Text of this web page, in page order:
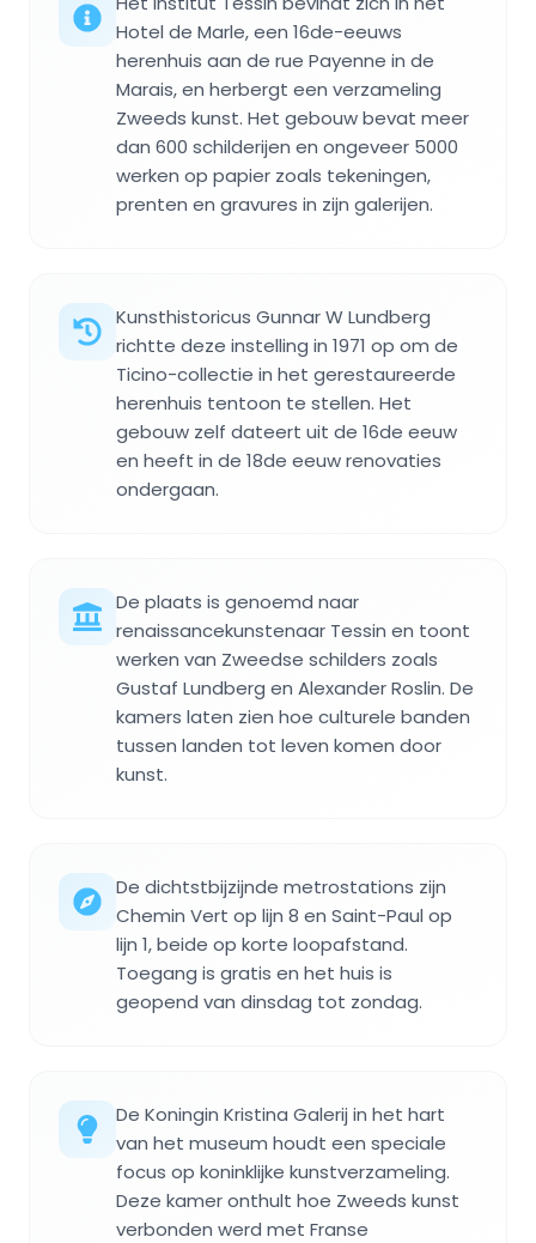
Hotel de Marle, een 16de-eeuws
herenhuis aan de rue Payenne in de
Marais, en herbergt een verzameling
Zweeds kunst. Het gebouw bevat meer
dan 600 schilderijen en ongeveer 5000
werken op papier zoals tekeningen,
prenten en gravures in zijn galerijen.
Kunsthistoricus Gunnar W Lundberg
richtte deze instelling in 1971 op om de
Ticino-collectie in het gerestaureerde
herenhuis tentoon te stellen. Het
gebouw zelf dateert uit de 16de eeuw
en heeft in de 18de eeuw renovaties
ondergaan.
De plaats is genoemd naar
renaissancekunstenaar Tessin en toont
werken van Zweedse schilders zoals
Gustaf Lundberg en Alexander Roslin. De
kamers laten zien hoe culturele banden
tussen landen tot leven komen door
kunst.
De dichtstbijzijnde metrostations zijn
Chemin Vert op lijn 8 en Saint-Paul op
lijn 1, beide op korte loopafstand.
Toegang is gratis en het huis is
geopend van dinsdag tot zondag.
De Koningin Kristina Galerij in het hart
van het museum houdt een speciale
focus op koninklijke kunstverzameling.
Deze kamer onthult hoe Zweeds kunst
verbonden werd met Franse